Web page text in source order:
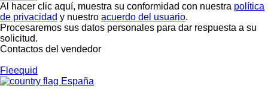
Al hacer clic aquí, muestra su conformidad con nuestra política
de privacidad y nuestro acuerdo del usuario.
Procesaremos sus datos personales para dar respuesta a su
solicitud.
Contactos del vendedor
Fleequid
España